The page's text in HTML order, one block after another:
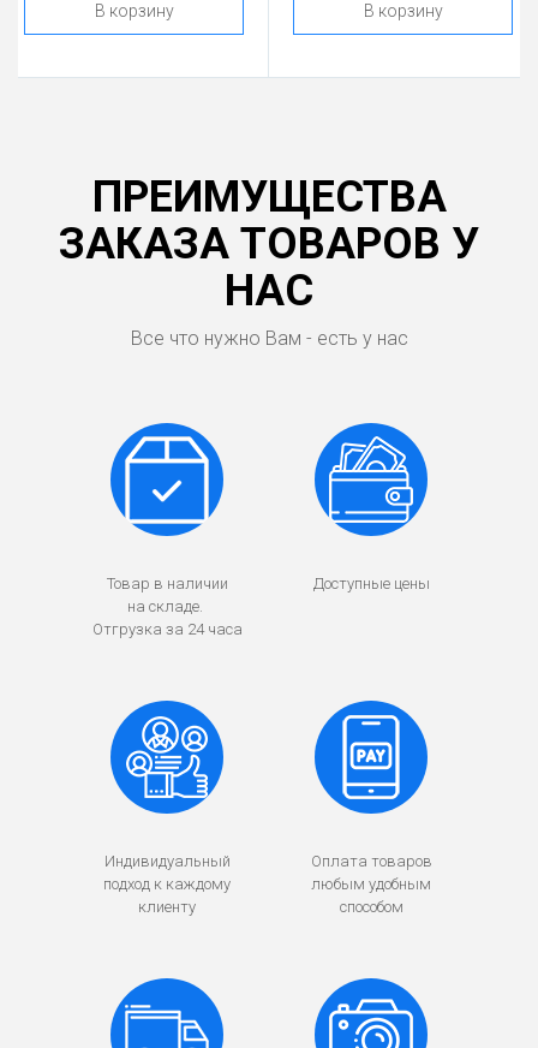
В корзину В корзину
ПРЕИМУЩЕСТВА
ЗАКАЗА ТОВАРОВ У
НАС
Все что нужно Вам - есть у нас
Товар в наличии
на складе.
Отгрузка за 24 часа
Доступные цены
Индивидуальный
подход к каждому
клиенту
Оплата товаров
любым удобным
способом